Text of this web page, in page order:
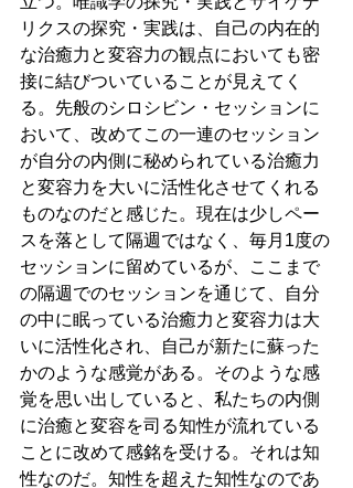
リクスの探究・実践は、自己の内在的
な治癒力と変容力の観点においても密
接に結びついていることが見えてく
る。先般のシロシビン・セッションに
おいて、改めてこの一連のセッション
が自分の内側に秘められている治癒力
と変容力を大いに活性化させてくれる
ものなのだと感じた。現在は少しペー
スを落として隔週ではなく、毎月1度の
セッションに留めているが、ここまで
の隔週でのセッションを通じて、自分
の中に眠っている治癒力と変容力は大
いに活性化され、自己が新たに蘇った
かのような感覚がある。そのような感
覚を思い出していると、私たちの内側
に治癒と変容を司る知性が流れている
ことに改めて感銘を受ける。それは知
性なのだ。知性を超えた知性なのであ